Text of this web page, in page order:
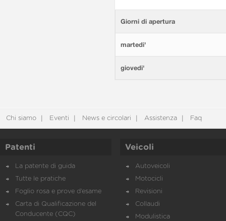
Giorni di apertura
martedi'
giovedi'
Chi siamo Eventi News e circolari Assistenza Faq
Patenti
La patente di guida
Tutte le pratiche
Foglio rosa e prove d’esame
Carta di Qualificazione del
Conducente (CQC)
Veicoli
Autoveicoli
Motocicli
Revisioni
Collaudi
Modulistica